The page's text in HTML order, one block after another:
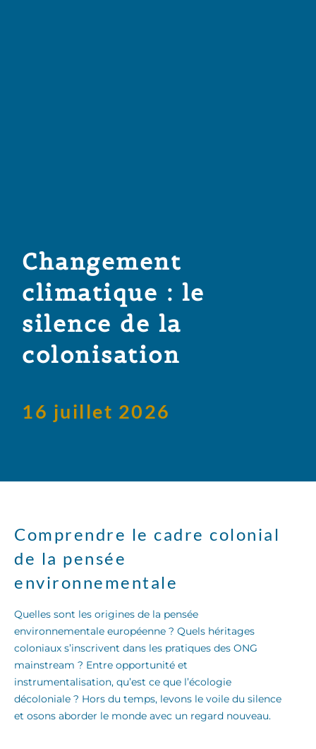
Changement
climatique : le
silence de la
colonisation
16 juillet 2026
Comprendre le cadre colonial
de la pensée
environnementale
Quelles sont les origines de la pensée
environnementale européenne ? Quels héritages
coloniaux s’inscrivent dans les pratiques des ONG
mainstream ? Entre opportunité et
instrumentalisation, qu’est ce que l’écologie
décoloniale ? Hors du temps, levons le voile du silence
et osons aborder le monde avec un regard nouveau.